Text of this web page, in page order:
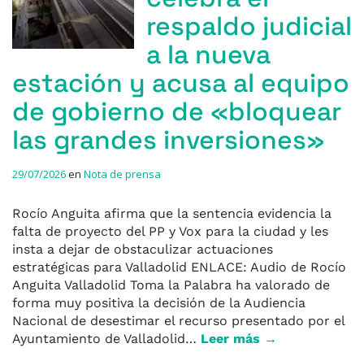
respaldo judicial
a la nueva
estación y acusa al equipo
de gobierno de «bloquear
las grandes inversiones»
29/07/2026en Nota de prensa
Rocío Anguita afirma que la sentencia evidencia la
falta de proyecto del PP y Vox para la ciudad y les
insta a dejar de obstaculizar actuaciones
estratégicas para Valladolid ENLACE: Audio de Rocío
Anguita Valladolid Toma la Palabra ha valorado de
forma muy positiva la decisión de la Audiencia
Nacional de desestimar el recurso presentado por el
Ayuntamiento de Valladolid… Leer más →